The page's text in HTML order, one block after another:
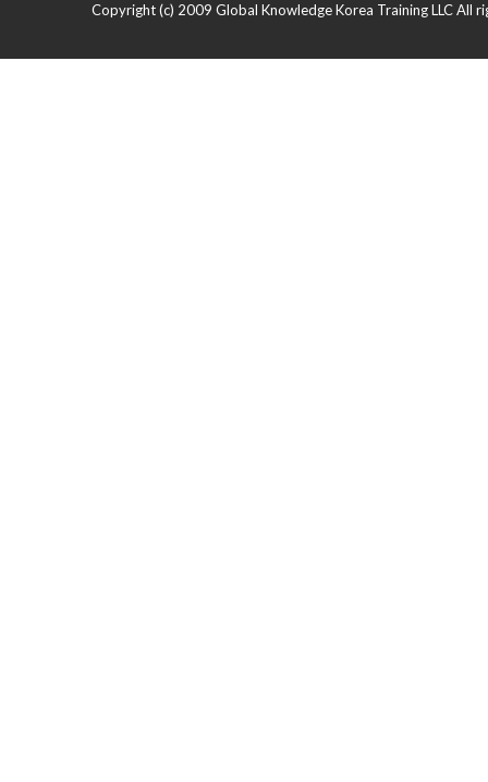
Copyright (c) 2009 Global Knowledge Korea Training LLC All